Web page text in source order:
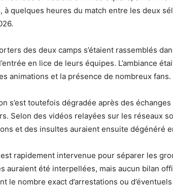
à quelques heures du match entre les deux
des deux camps s’étaient rassemblés
en lice de leurs équipes. L’ambiance
animations et la présence de nombreux fans.
s’est toutefois dégradée après des
Selon des vidéos relayées sur les réseaux
et des insultes auraient ensuite dégénéré
rapidement intervenue pour séparer les
auraient été interpellées, mais aucun bilan
le nombre exact d’arrestations ou